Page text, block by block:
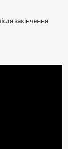
закінчення